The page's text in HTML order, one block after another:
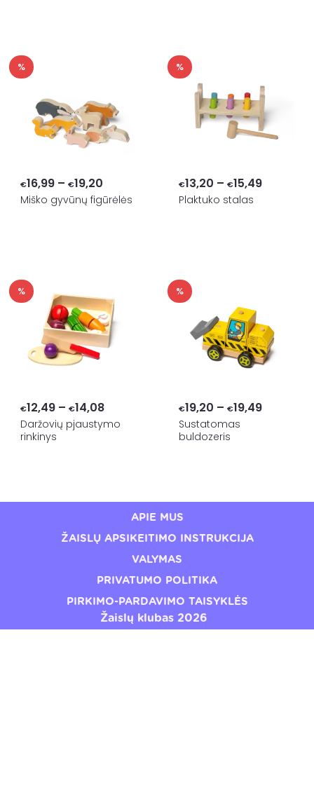
%
€16,99 – €19,20Price
range:
Miško gyvūnų figūrėlės
%
€13,20 – €15,49Price
Plaktuko stalas
%
€12,49 – €14,08Price
range:
Daržovių pjaustymo
rinkinys
%
€19,20 – €19,49Price
Sustatomas
buldozeris
APIE MUS
ŽAISLŲ APSIKEITIMO INSTRUKCIJA
VALYMAS
PRIVATUMO POLITIKA
PIRKIMO-PARDAVIMO TAISYKLĖS
Žaislų klubas 2026